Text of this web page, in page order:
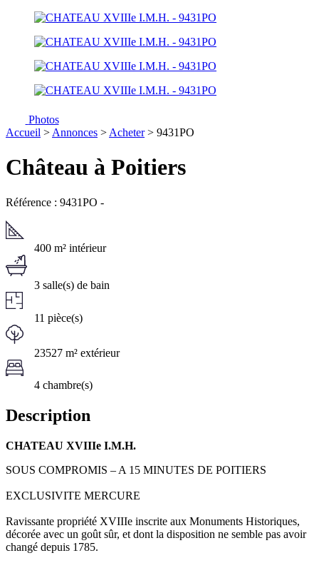
Photos
Accueil > Annonces > Acheter> 9431PO
Château à Poitiers
Référence : 9431PO -
400 m² intérieur
3 salle(s) de bain
11 pièce(s)
23527 m² extérieur
4 chambre(s)
Description
CHATEAU XVIIIe I.M.H.
SOUS COMPROMIS – A 15 MINUTES DE POITIERS
EXCLUSIVITE MERCURE
Ravissante propriété XVIIIe inscrite aux Monuments Historiques,
décorée avec un goût sûr, et dont la disposition ne semble pas avoir
changé depuis 1785.